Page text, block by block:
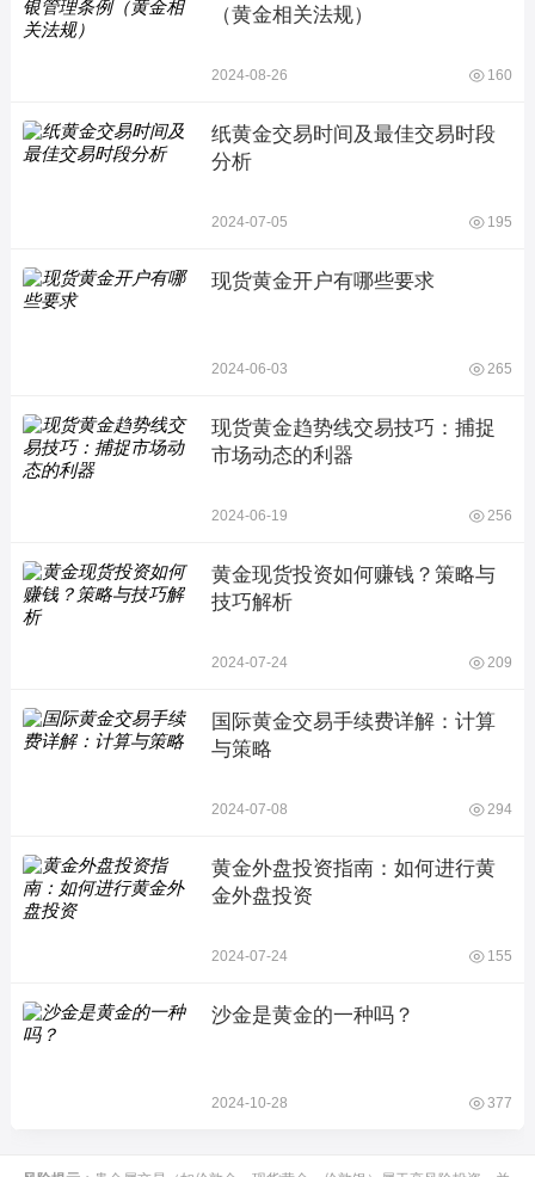
（黄金相关法规）
2024-08-26 160
纸黄金交易时间及最佳交易时段
分析
2024-07-05 195
现货黄金开户有哪些要求
2024-06-03 265
现货黄金趋势线交易技巧：捕捉
市场动态的利器
2024-06-19 256
黄金现货投资如何赚钱？策略与
技巧解析
2024-07-24 209
国际黄金交易手续费详解：计算
与策略
2024-07-08 294
黄金外盘投资指南：如何进行黄
金外盘投资
2024-07-24 155
沙金是黄金的一种吗？
2024-10-28 377